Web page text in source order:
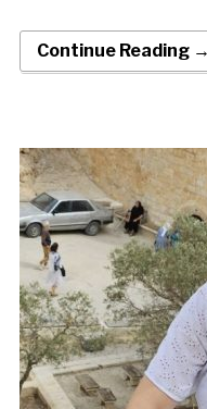
Continue Reading →